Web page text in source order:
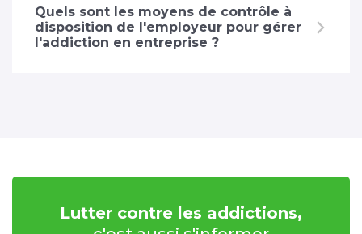
Quels sont les moyens de contrôle à
disposition de l'employeur pour gérer
l'addiction en entreprise ?
Lutter contre les addictions,